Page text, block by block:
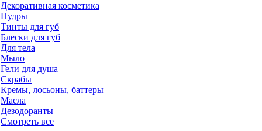
Декоративная косметика
Пудры
Тинты для губ
Блески для губ
Для тела
Мыло
Гели для душа
Скрабы
Кремы, лосьоны, баттеры
Масла
Дезодоранты
Смотреть все